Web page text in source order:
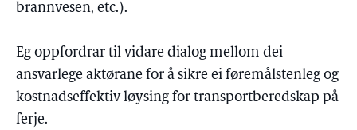
brannvesen, etc.).
Eg oppfordrar til vidare dialog mellom dei
ansvarlege aktørane for å sikre ei føremålstenleg og
kostnadseffektiv løysing for transportberedskap på
ferje.